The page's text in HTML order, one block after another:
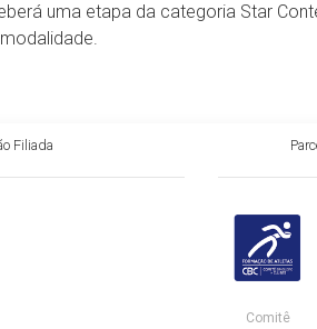
uma etapa da categoria Star
Filiada
Comitê